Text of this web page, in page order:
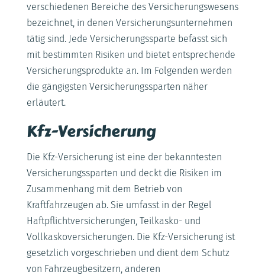
verschiedenen Bereiche des Versicherungswesens
bezeichnet, in denen Versicherungsunternehmen
tätig sind. Jede Versicherungssparte befasst sich
mit bestimmten Risiken und bietet entsprechende
Versicherungsprodukte an. Im Folgenden werden
die gängigsten Versicherungssparten näher
erläutert.
Kfz-Versicherung
Die Kfz-Versicherung ist eine der bekanntesten
Versicherungssparten und deckt die Risiken im
Zusammenhang mit dem Betrieb von
Kraftfahrzeugen ab. Sie umfasst in der Regel
Haftpflichtversicherungen, Teilkasko- und
Vollkaskoversicherungen. Die Kfz-Versicherung ist
gesetzlich vorgeschrieben und dient dem Schutz
von Fahrzeugbesitzern, anderen